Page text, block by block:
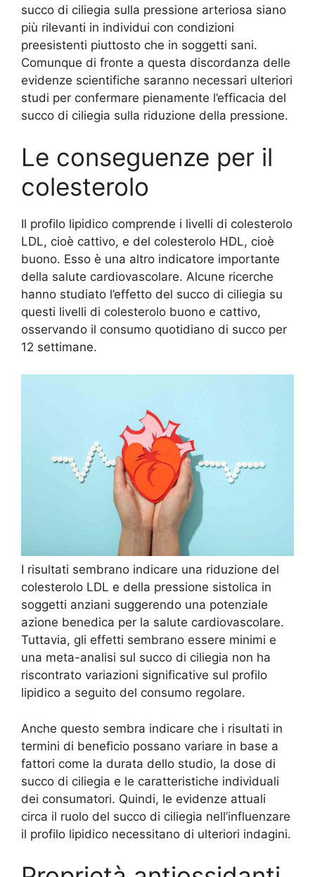
succo di ciliegia sulla pressione arteriosa siano
più rilevanti in individui con condizioni
preesistenti piuttosto che in soggetti sani.
Comunque di fronte a questa discordanza delle
evidenze scientifiche saranno necessari ulteriori
studi per confermare pienamente l’efficacia del
succo di ciliegia sulla riduzione della pressione.
Le conseguenze per il
colesterolo
Il profilo lipidico comprende i livelli di colesterolo
LDL, cioè cattivo, e del colesterolo HDL, cioè
buono. Esso è una altro indicatore importante
della salute cardiovascolare. Alcune ricerche
hanno studiato l’effetto del succo di ciliegia su
questi livelli di colesterolo buono e cattivo,
osservando il consumo quotidiano di succo per
12 settimane.
I risultati sembrano indicare una riduzione del
colesterolo LDL e della pressione sistolica in
soggetti anziani suggerendo una potenziale
azione benedica per la salute cardiovascolare.
Tuttavia, gli effetti sembrano essere minimi e
una meta-analisi sul succo di ciliegia non ha
riscontrato variazioni significative sul profilo
lipidico a seguito del consumo regolare.
Anche questo sembra indicare che i risultati in
termini di beneficio possano variare in base a
fattori come la durata dello studio, la dose di
succo di ciliegia e le caratteristiche individuali
dei consumatori. Quindi, le evidenze attuali
circa il ruolo del succo di ciliegia nell’influenzare
il profilo lipidico necessitano di ulteriori indagini.